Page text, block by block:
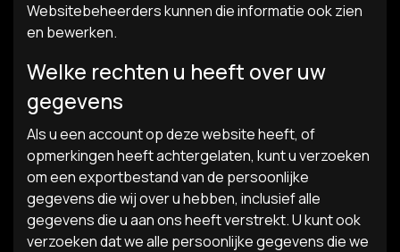
Websitebeheerders kunnen die informatie ook zien
en bewerken.
Welke rechten u heeft over uw
gegevens
Als u een account op deze website heeft, of
opmerkingen heeft achtergelaten, kunt u verzoeken
om een exportbestand van de persoonlijke
gegevens die wij over u hebben, inclusief alle
gegevens die u aan ons heeft verstrekt. U kunt ook
verzoeken dat we alle persoonlijke gegevens die we